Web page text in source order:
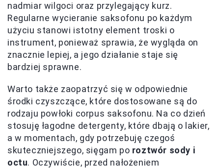
nadmiar wilgoci oraz przylegający kurz.
Regularne wycieranie saksofonu po każdym
użyciu stanowi istotny element troski o
instrument, ponieważ sprawia, że wygląda on
znacznie lepiej, a jego działanie staje się
bardziej sprawne.
Warto także zaopatrzyć się w odpowiednie
środki czyszczące, które dostosowane są do
rodzaju powłoki corpus saksofonu. Na co dzień
stosuję łagodne detergenty, które dbają o lakier,
a w momentach, gdy potrzebuję czegoś
skuteczniejszego, sięgam po roztwór sody i
octu. Oczywiście, przed nałożeniem